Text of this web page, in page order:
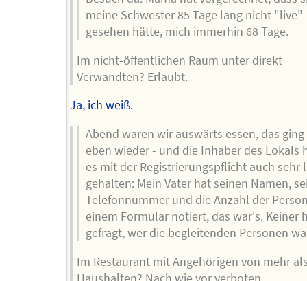
meine Schwester 85 Tage lang nicht "live"
gesehen hätte, mich immerhin 68 Tage.
Im nicht-öffentlichen Raum unter direkt
Verwandten? Erlaubt.
Ja, ich weiß.
Abend waren wir auswärts essen, das
eben wieder - und die Inhaber des Lokals
es mit der Registrierungspflicht auch sehr
gehalten: Mein Vater hat seinen Namen,
Telefonnummer und die Anzahl der
einem Formular notiert, das war's. Keiner
gefragt, wer die begleitenden Personen
Im Restaurant mit Angehörigen von mehr
Haushalten? Nach wie vor verboten.